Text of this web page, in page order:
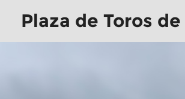
Plaza de Toros de